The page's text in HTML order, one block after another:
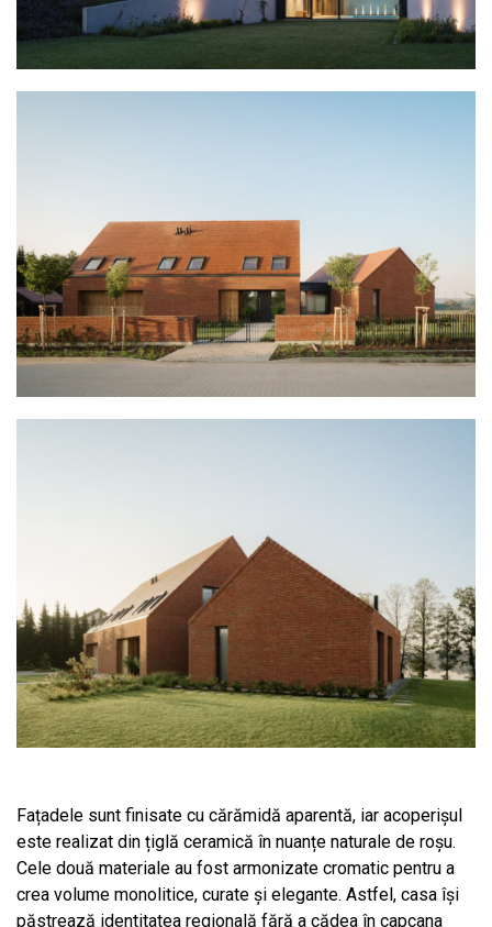
Fațadele sunt finisate cu cărămidă aparentă, iar acoperișul
este realizat din țiglă ceramică în nuanțe naturale de roșu.
Cele două materiale au fost armonizate cromatic pentru a
crea volume monolitice, curate și elegante. Astfel, casa își
păstrează identitatea regională fără a cădea în capcana